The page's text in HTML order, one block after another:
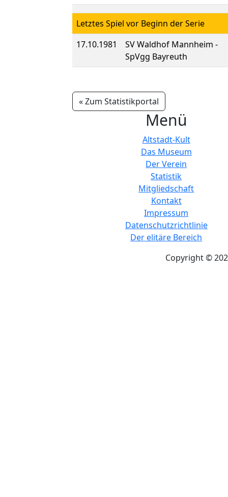
Letztes Spiel vor Beginn der Serie
17.10.1981
SV Waldhof Mannheim -
SpVgg Bayreuth
« Zum Statistikportal
Menü
Altstadt-Kult
Das Museum
Der Verein
Statistik
Mitgliedschaft
Kontakt
Impressum
Datenschutzrichtlinie
Der elitäre Bereich
Copyright ©